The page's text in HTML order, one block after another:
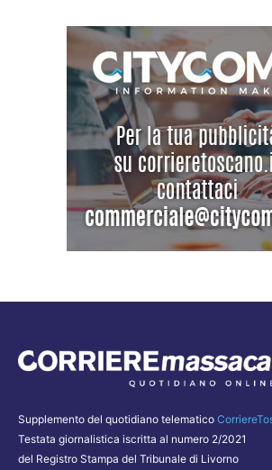
Supplemento del quotidiano telematico
Testata giornalistica iscritta al numero 2/2021
del Registro Stampa del Tribunale di Livorno